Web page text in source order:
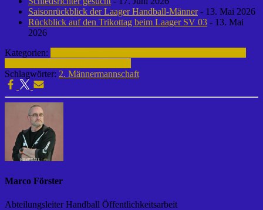
Saisonrückblick der Laager Handball-Männer- 13. Mai 2026
Rückblick auf den Trikottag beim Laager SV 03 - 13. Mai
2026
Kategorien:
Schlagwörter: 2. Männermannschaft
Marco Förster
Abteilungsleiter Handball Öffentlichkeitsarbeit